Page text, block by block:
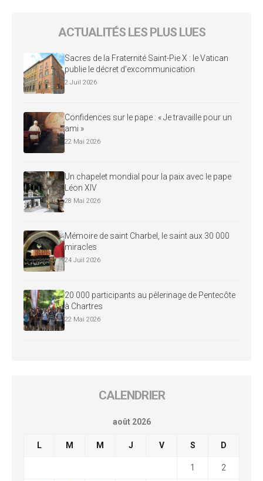
ACTUALITÉS LES PLUS LUES
Sacres de la Fraternité Saint-Pie X : le Vatican
publie le décret d’excommunication
2 Juil 2026
Confidences sur le pape : « Je travaille pour un
ami »
22 Mai 2026
Un chapelet mondial pour la paix avec le pape
Léon XIV
28 Mai 2026
Mémoire de saint Charbel, le saint aux 30 000
miracles
24 Juil 2026
20 000 participants au pèlerinage de Pentecôte
à Chartres
22 Mai 2026
CALENDRIER
août 2026
L M M J V S D
1 2